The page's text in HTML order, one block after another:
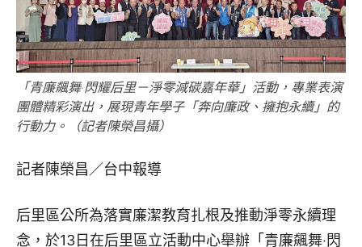
「青廉飆舞‧閃耀后里－淨零減碳嘉年華」活動，專業表演
團體精彩演出，展現青年學子「奔向廉政、擁抱永續」的
行動力。（記者陳榮昌攝）
記者陳榮昌／台中報導
后里區公所為落實廉潔教育扎根及推動淨零永續理
念，於13日在后里區立活動中心舉辦「青廉飆舞‧閃